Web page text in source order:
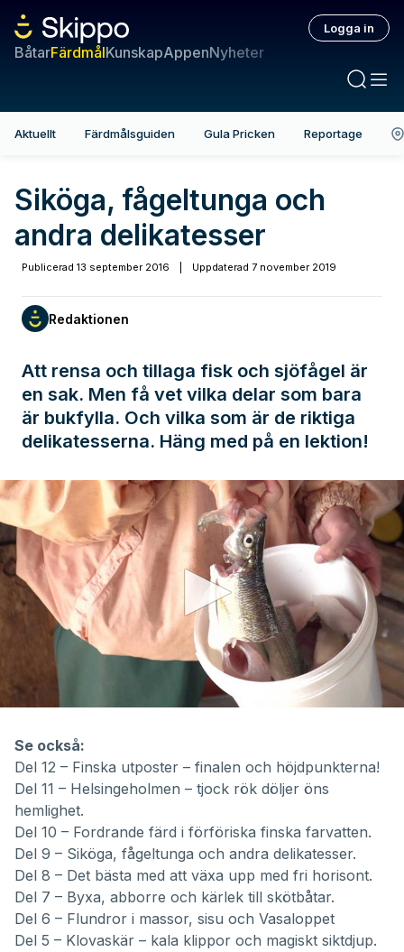
BåtarFärdmålKunskapAppenNyheter
Logga in
Aktuellt Färdmålsguiden Gula Pricken Reportage
Siköga, fågeltunga och
andra delikatesser
Publicerad 13 september 2016 Uppdaterad 7 november 2019
Redaktionen
Att rensa och tillaga fisk och sjöfågel är
en sak. Men få vet vilka delar som bara
är bukfylla. Och vilka som är de riktiga
delikatesserna. Häng med på en lektion!
minutes,
Se också:
Del 12 – Finska utposter – finalen och höjdpunkterna!
Del 11 – Helsingeholmen – tjock rök döljer öns
hemlighet.
Del 10 – Fordrande färd i förföriska finska farvatten.
Del 9 – Siköga, fågeltunga och andra delikatesser.
Del 8 – Det bästa med att växa upp med fri horisont.
Del 7 – Byxa, abborre och kärlek till skötbåtar.
Del 6 – Flundror i massor, sisu och Vasaloppet
Del 5 – Klovaskär – kala klippor och magiskt siktdjup.